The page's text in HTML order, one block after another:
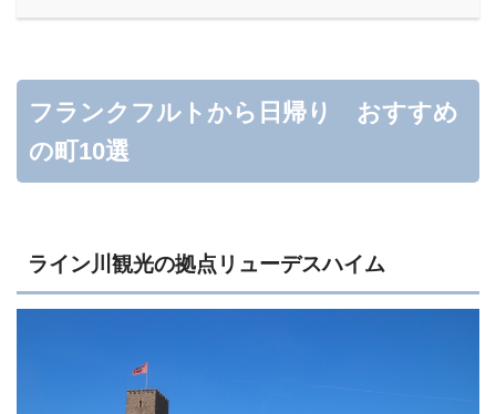
フランクフルトから日帰り おすすめ
の町10選
ライン川観光の拠点リューデスハイム